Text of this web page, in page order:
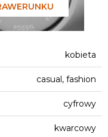
kobieta
casual, fashion
cyfrowy
kwarcowy